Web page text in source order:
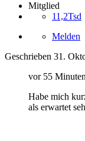
Mitglied
11,2Tsd
Melden
Geschrieben 31.
vor 55
Habe mich
als erwartet